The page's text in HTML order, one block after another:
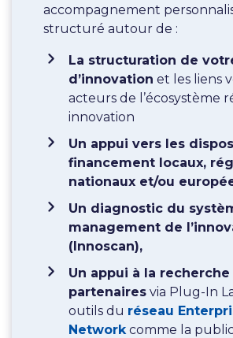
accompagnement
structuré autour de :
La structuration de
d’innovation et les liens
acteurs de l’écosystème
innovation
Un appui vers les
financement locaux,
nationaux et/ou
Un diagnostic du
management de
(Innoscan),
Un appui à la recherche
partenaires via Plug-In
outils du réseau
Networkcomme la